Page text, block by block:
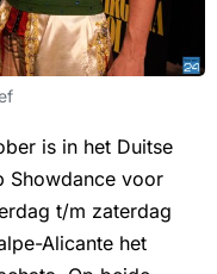
is in het Duitse
Showdance voor
t/m zaterdag
Alicante het